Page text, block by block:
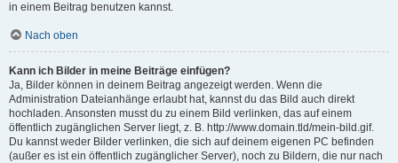
in einem Beitrag benutzen kannst.
Nach oben
Kann ich Bilder in meine Beiträge einfügen?
Ja, Bilder können in deinem Beitrag angezeigt werden. Wenn die
Administration Dateianhänge erlaubt hat, kannst du das Bild auch direkt
hochladen. Ansonsten musst du zu einem Bild verlinken, das auf einem
öffentlich zugänglichen Server liegt, z. B. http://www.domain.tld/mein-bild.gif.
Du kannst weder Bilder verlinken, die sich auf deinem eigenen PC befinden
(außer es ist ein öffentlich zugänglicher Server), noch zu Bildern, die nur nach